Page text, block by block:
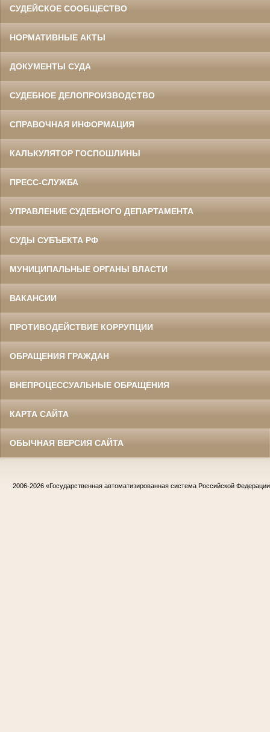
СУДЕЙСКОЕ СООБЩЕСТВО
НОРМАТИВНЫЕ АКТЫ
ДОКУМЕНТЫ СУДА
СУДЕБНОЕ ДЕЛОПРОИЗВОДСТВО
СПРАВОЧНАЯ ИНФОРМАЦИЯ
КАЛЬКУЛЯТОР ГОСПОШЛИНЫ
ПРЕСС-СЛУЖБА
УПРАВЛЕНИЕ СУДЕБНОГО ДЕПАРТАМЕНТА
СУДЫ СУБЪЕКТА РФ
МУНИЦИПАЛЬНЫЕ ОРГАНЫ ВЛАСТИ
ВАКАНСИИ
ПРОТИВОДЕЙСТВИЕ КОРРУПЦИИ
ОБРАЩЕНИЯ ГРАЖДАН
ВНЕПРОЦЕССУАЛЬНЫЕ ОБРАЩЕНИЯ
КАРТА САЙТА
ОБЫЧНАЯ ВЕРСИЯ САЙТА
2006-2026 «Государственная автоматизированная система Российской